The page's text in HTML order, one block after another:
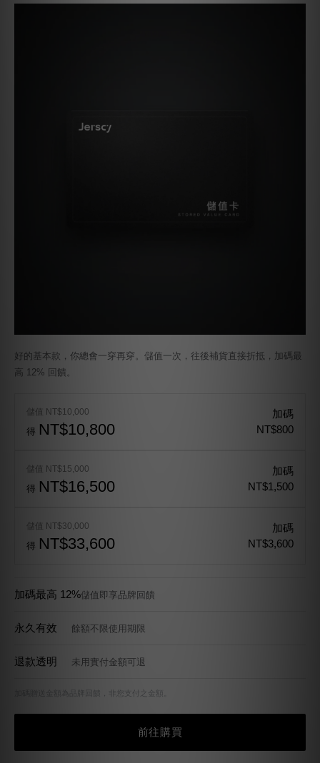
好的基本款，你總會一穿再穿。儲值一次，往後補貨直接折抵，加碼最
高 12% 回饋。
儲值 NT$10,000
得 NT$10,800
加碼
NT$800
儲值 NT$15,000
得 NT$16,500
加碼
NT$1,500
儲值 NT$30,000
得 NT$33,600
加碼
NT$3,600
加碼最高 12%儲值即享品牌回饋
永久有效 餘額不限使用期限
退款透明 未用實付金額可退
加碼贈送金額為品牌回饋，非您支付之金額。
前往購買